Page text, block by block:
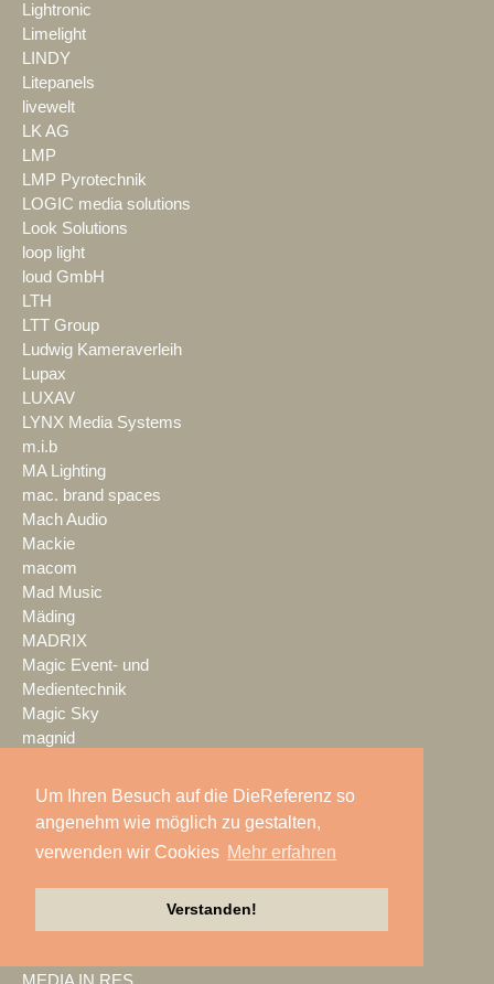
Um Ihren Besuch auf die DieReferenz so
angenehm wie möglich zu gestalten,
verwenden wir Cookies Mehr erfahren
Verstanden!
Lightronic
Limelight
LINDY
Litepanels
livewelt
LK AG
LMP
LMP Pyrotechnik
LOGIC media solutions
Look Solutions
loop light
loud GmbH
LTH
LTT Group
Ludwig Kameraverleih
Lupax
LUXAV
LYNX Media Systems
m.i.b
MA Lighting
mac. brand spaces
Mach Audio
Mackie
macom
Mad Music
Mäding
MADRIX
Magic Event- und
Medientechnik
Magic Sky
magnid
marbet
Martin Audio
Martin by HARMAN
MBN-PROLED